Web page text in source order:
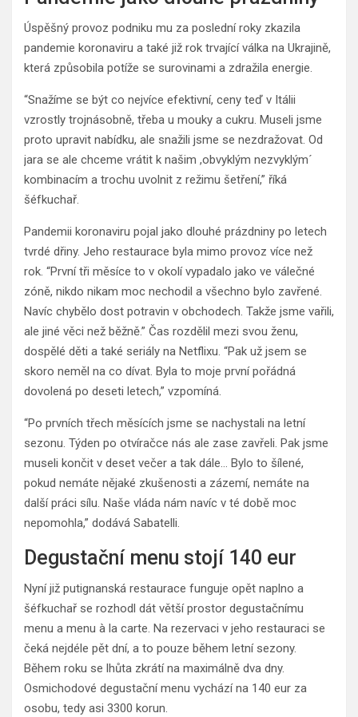
Úspěšný provoz podniku mu za poslední roky zkazila
pandemie koronaviru a také již rok trvající válka na Ukrajině,
která způsobila potíže se surovinami a zdražila energie.
“Snažíme se být co nejvíce efektivní, ceny teď v Itálii
vzrostly trojnásobně, třeba u mouky a cukru. Museli jsme
proto upravit nabídku, ale snažili jsme se nezdražovat. Od
jara se ale chceme vrátit k našim ,obvyklým nezvyklým´
kombinacím a trochu uvolnit z režimu šetření,” říká
šéfkuchař.
Pandemii koronaviru pojal jako dlouhé prázdniny po letech
tvrdé dřiny. Jeho restaurace byla mimo provoz více než
rok. “První tři měsíce to v okolí vypadalo jako ve válečné
zóně, nikdo nikam moc nechodil a všechno bylo zavřené.
Navíc chybělo dost potravin v obchodech. Takže jsme vařili,
ale jiné věci než běžně.” Čas rozdělil mezi svou ženu,
dospělé děti a také seriály na Netflixu. “Pak už jsem se
skoro neměl na co dívat. Byla to moje první pořádná
dovolená po deseti letech,” vzpomíná.
“Po prvních třech měsících jsme se nachystali na letní
sezonu. Týden po otvíračce nás ale zase zavřeli. Pak jsme
museli končit v deset večer a tak dále… Bylo to šílené,
pokud nemáte nějaké zkušenosti a zázemí, nemáte na
další práci sílu. Naše vláda nám navíc v té době moc
nepomohla,” dodává Sabatelli.
Degustační menu stojí 140 eur
Nyní již putignanská restaurace funguje opět naplno a
šéfkuchař se rozhodl dát větší prostor degustačnímu
menu a menu à la carte. Na rezervaci v jeho restauraci se
čeká nejdéle pět dní, a to pouze během letní sezony.
Během roku se lhůta zkrátí na maximálně dva dny.
Osmichodové degustační menu vychází na 140 eur za
osobu, tedy asi 3300 korun.